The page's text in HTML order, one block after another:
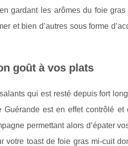
gardant les arômes du foie gras
et bien d’autres sous forme
goût à vos plats
qui est resté depuis fort
est en effet contrôlé et
permettant alors d’épater
votre toast de foie gras mi-cuit